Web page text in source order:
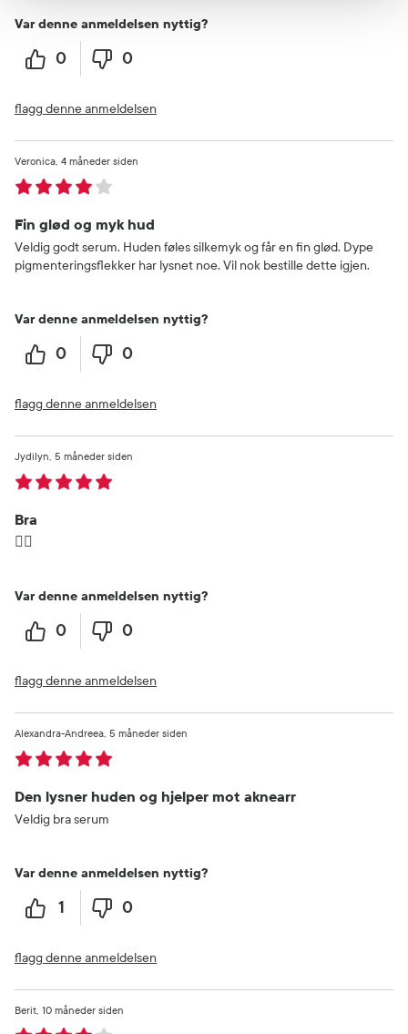
Var denne anmeldelsen nyttig?
0 0
flagg denne anmeldelsen
Fin glød og myk hud
4 måneder siden
Veronica
Veldig godt serum. Huden føles silkemyk og får en fin glød. Dype
pigmenteringsflekker har lysnet noe. Vil nok bestille dette igjen.
Var denne anmeldelsen nyttig?
0 0
flagg denne anmeldelsen
Bra
5 måneder siden
Jydilyn
👍🏼
Var denne anmeldelsen nyttig?
0 0
flagg denne anmeldelsen
Den lysner huden og hjelper mot aknearr
5 måneder siden
Alexandra-Andreea
Veldig bra serum
Var denne anmeldelsen nyttig?
1 0
flagg denne anmeldelsen
10 måneder siden
Berit